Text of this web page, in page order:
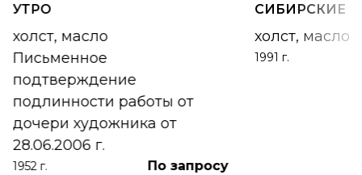
УТРО
холст, масло
Письменное
подтверждение
подлинности работы от
дочери художника от
28.06.2006 г.
1952 г. По запросу
СИБИРСКИЕ
холст, масло
1991 г.